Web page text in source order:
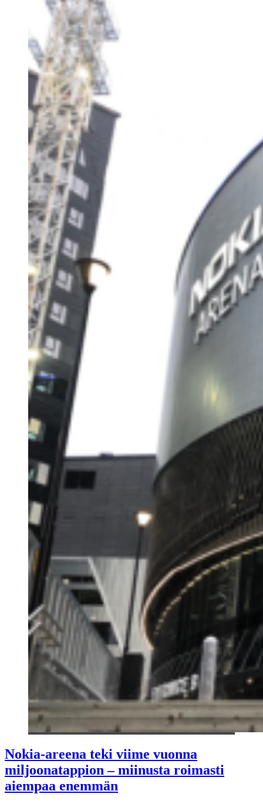
Nokia-areena teki viime vuonna
miljoonatappion – miinusta roimasti
aiempaa enemmän